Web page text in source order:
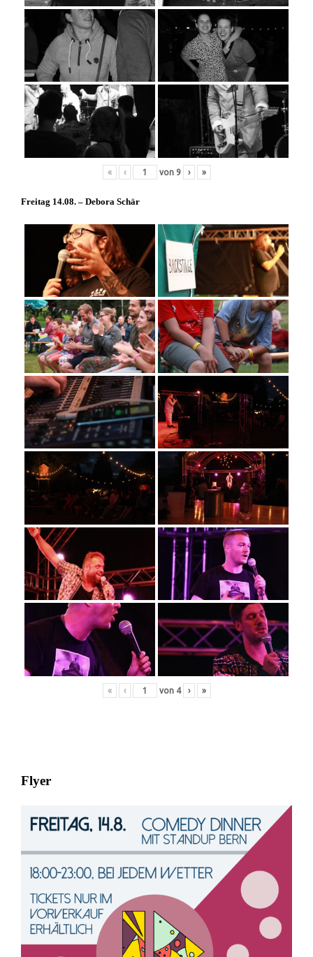
« ‹ von 9 › »
Freitag 14.08. – Debora Schär
« ‹ von 4 › »
Flyer